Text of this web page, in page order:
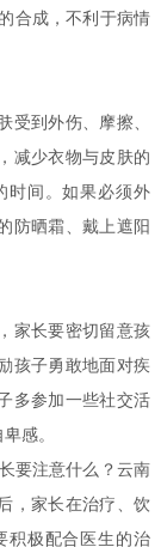
合成，不利于病情
到外伤、摩擦、
减少衣物与皮肤的
时间。如果必须外
防晒霜、戴上遮阳
家长要密切留意孩
孩子勇敢地面对疾
多参加一些社交活
感。
要注意什么？云南
，家长在治疗、饮
积极配合医生的治